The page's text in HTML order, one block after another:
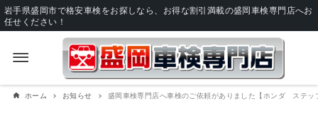
岩手県盛岡市で格安車検をお探しなら、お得な割引満載の盛岡車検専門店へお
任せください！
ホーム お知らせ 盛岡車検専門店へ車検のご依頼がありました【ホンダ ステッ